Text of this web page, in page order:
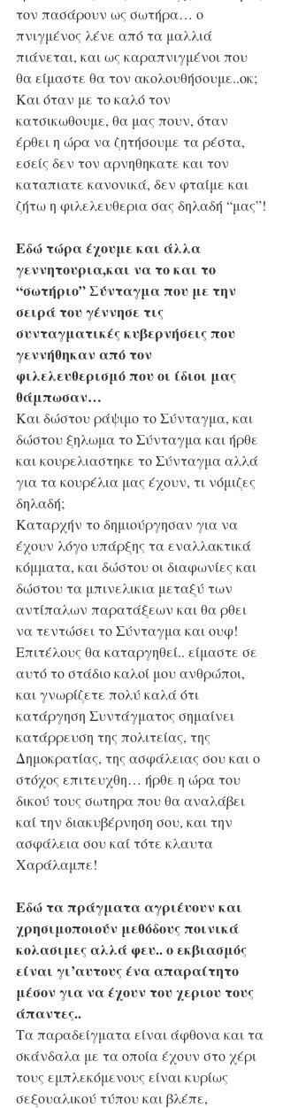
τον πασάρουν ως σωτήρα… ο
πνιγμένος λένε από τα μαλλιά
πιάνεται, και ως καραπνιγμένοι που
θα είμαστε θα τον ακολουθήσουμε..οκ;
Και όταν με το καλό τον
κατσικωθουμε, θα μας πουν, όταν
έρθει η ώρα να ζητήσουμε τα ρέστα,
εσείς δεν τον αρνηθηκατε και τον
καταπιατε κανονικά, δεν φταίμε και
ζήτω η φιλελευθερια σας δηλαδή “μας”!
Εδώ τώρα έχουμε και άλλα
γεννητουρια,και να το και το
“σωτήριο” Σύνταγμα που με την
σειρά του γέννησε τις
συνταγματικές κυβερνήσεις που
γεννήθηκαν από τον
φιλελευθερισμό που οι ίδιοι μας
θάμπωσαν…
Και δώστου ράψιμο το Σύνταγμα, και
δώστου ξηλωμα το Σύνταγμα και ήρθε
και κουρελιαστηκε το Σύνταγμα αλλά
για τα κουρέλια μας έχουν, τι νόμιζες
δηλαδή;
Καταρχήν το δημιούργησαν για να
έχουν λόγο υπάρξης τα εναλλακτικά
κόμματα, και δώστου οι διαφωνίες και
δώστου τα μπινελικια μεταξύ των
αντίπαλων παρατάξεων και θα ρθει
να τεντώσει το Σύνταγμα και ουφ!
Επιτέλους θα καταργηθεί.. είμαστε σε
αυτό το στάδιο καλοί μου ανθρώποι,
και γνωρίζετε πολύ καλά ότι
κατάργηση Συντάγματος σημαίνει
κατάρρευση της πολιτείας, της
Δημοκρατίας, της ασφάλειας σου και ο
στόχος επιτευχθη… ήρθε η ώρα του
δικού τους σωτηρα που θα αναλάβει
καί την διακυβέρνηση σου, και την
ασφάλεια σου καί τότε κλαυτα
Χαράλαμπε!
Εδώ τα πράγματα αγριέυουν και
χρησιμοποιούν μεθόδους ποινικά
κολασιμες αλλά φευ.. ο εκβιασμός
είναι γι’αυτους ένα απαραίτητο
μέσον για να έχουν του χεριου τους
άπαντες..
Τα παραδείγματα είναι άφθονα και τα
σκάνδαλα με τα οποία έχουν στο χέρι
τους εμπλεκόμενους είναι κυρίως
σεξουαλικού τύπου και βλέπε,